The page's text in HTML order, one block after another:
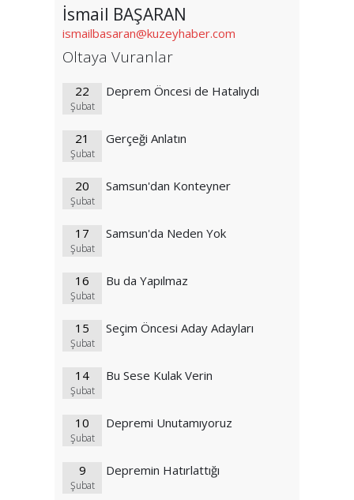
İsmail BAŞARAN
ismailbasaran@kuzeyhaber.com
Oltaya Vuranlar
22
Şubat
Deprem Öncesi de Hatalıydı
21
Şubat
Gerçeği Anlatın
20
Şubat
Samsun'dan Konteyner
17
Şubat
Samsun'da Neden Yok
16
Şubat
Bu da Yapılmaz
15
Şubat
Seçim Öncesi Aday Adayları
14
Şubat
Bu Sese Kulak Verin
10
Şubat
Depremi Unutamıyoruz
9
Şubat
Depremin Hatırlattığı